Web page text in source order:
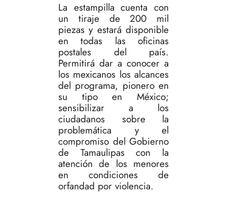
La estampilla cuenta con
un tiraje de 200 mil
piezas y estará disponible
en todas las oficinas
postales del país.
Permitirá dar a conocer a
los mexicanos los alcances
del programa, pionero en
su tipo en México;
sensibilizar a los
ciudadanos sobre la
problemática y el
compromiso del Gobierno
de Tamaulipas con la
atención de los menores
en condiciones de
orfandad por violencia.